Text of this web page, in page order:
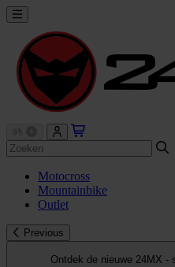
Motocross
Mountainbike
Outlet
Previous
Ontdek de nieuwe 24MX -